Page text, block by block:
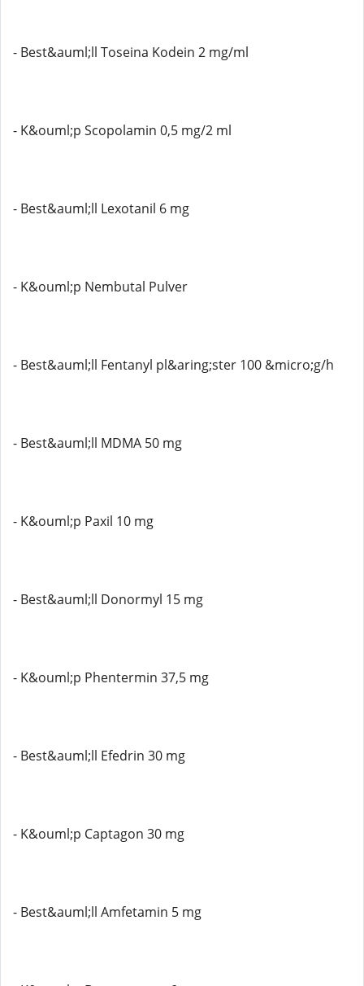
- Best&auml;ll Toseina Kodein 2 mg/ml
- K&ouml;p Scopolamin 0,5 mg/2 ml
- Best&auml;ll Lexotanil 6 mg
- K&ouml;p Nembutal Pulver
- Best&auml;ll Fentanyl pl&aring;ster 100 &micro;g/h
- Best&auml;ll MDMA 50 mg
- K&ouml;p Paxil 10 mg
- Best&auml;ll Donormyl 15 mg
- K&ouml;p Phentermin 37,5 mg
- Best&auml;ll Efedrin 30 mg
- K&ouml;p Captagon 30 mg
- Best&auml;ll Amfetamin 5 mg